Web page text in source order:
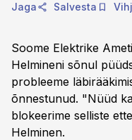
Jaga Salvesta
Soome Elektrike
Helmineni sõnul
probleeme
õnnestunud. "Nüüd
blokeerime selliste
Helminen.